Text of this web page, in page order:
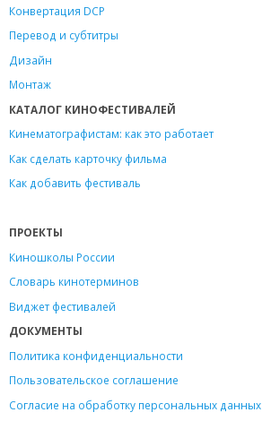
Конвертация DCP
Перевод и субтитры
Дизайн
Монтаж
КАТАЛОГ КИНОФЕСТИВАЛЕЙ
Кинематографистам: как это работает
Как сделать карточку фильма
Как добавить фестиваль
ПРОЕКТЫ
Киношколы России
Словарь кинотерминов
Виджет фестивалей
ДОКУМЕНТЫ
Политика конфиденциальности
Пользовательское соглашение
Согласие на обработку персональных данных